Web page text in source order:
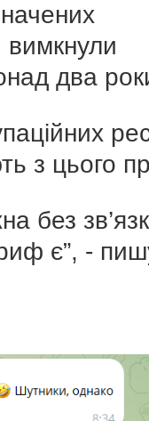
вимкнули
два
з цього
без
є”, -